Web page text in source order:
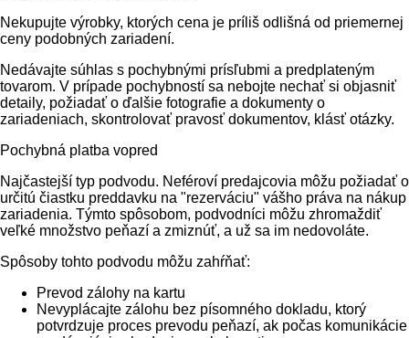
Nekupujte výrobky, ktorých cena je príliš odlišná od priemernej
ceny podobných zariadení.
Nedávajte súhlas s pochybnými prísľubmi a predplateným
tovarom. V prípade pochybností sa nebojte nechať si objasniť
detaily, požiadať o ďalšie fotografie a dokumenty o
zariadeniach, skontrolovať pravosť dokumentov, klásť otázky.
Pochybná platba vopred
Najčastejší typ podvodu. Neféroví predajcovia môžu požiadať o
určitú čiastku preddavku na "rezerváciu" vášho práva na nákup
zariadenia. Týmto spôsobom, podvodníci môžu zhromaždiť
veľké množstvo peňazí a zmiznúť, a už sa im nedovoláte.
Spôsoby tohto podvodu môžu zahŕňať:
Prevod zálohy na kartu
Nevyplácajte zálohu bez písomného dokladu, ktorý
potvrdzuje proces prevodu peňazí, ak počas komunikácie